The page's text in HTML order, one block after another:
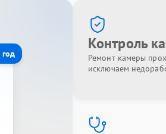
год
Контроль
Ремонт камеры
исключаем